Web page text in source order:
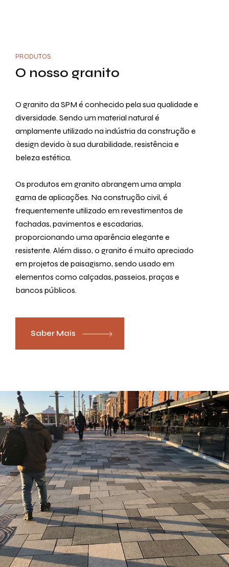
PRODUTOS
O nosso granito
O granito da SPM é conhecido pela sua qualidade e
diversidade. Sendo um material natural é
amplamente utilizado na indústria da construção e
design devido à sua durabilidade, resistência e
beleza estética.
Os produtos em granito abrangem uma ampla
gama de aplicações. Na construção civil, é
frequentemente utilizado em revestimentos de
fachadas, pavimentos e escadarias,
proporcionando uma aparência elegante e
resistente. Além disso, o granito é muito apreciado
em projetos de paisagismo, sendo usado em
elementos como calçadas, passeios, praças e
bancos públicos.
Saber Mais